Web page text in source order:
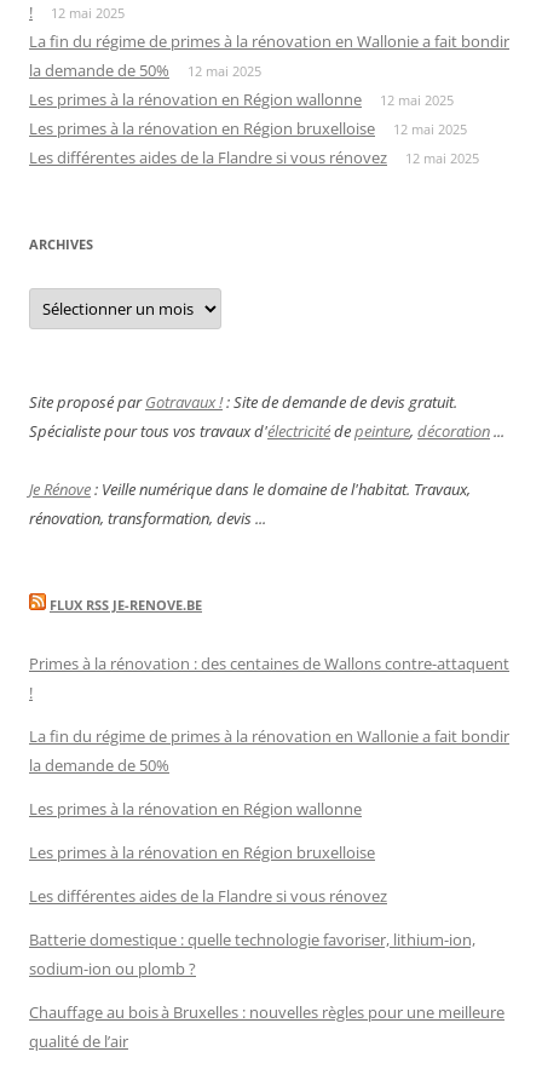
!
12 mai 2025
La fin du régime de primes à la rénovation en Wallonie a fait bondir
la demande de 50%
12 mai 2025
Les primes à la rénovation en Région wallonne 12 mai 2025
Les primes à la rénovation en Région bruxelloise 12 mai 2025
Les différentes aides de la Flandre si vous rénovez 12 mai 2025
ARCHIVES
Archives
Site proposé parGotravaux !: Site de demande de devis gratuit.
Spécialiste pour tous vos travaux d'électricitédepeinture, décoration...
Je Rénove: Veille numérique dans le domaine de l'habitat. Travaux,
rénovation, transformation, devis ...
FLUX RSS JE-RENOVE.BE
Primes à la rénovation : des centaines de Wallons contre-attaquent
!
La fin du régime de primes à la rénovation en Wallonie a fait bondir
la demande de 50%
Les primes à la rénovation en Région wallonne
Les primes à la rénovation en Région bruxelloise
Les différentes aides de la Flandre si vous rénovez
Batterie domestique : quelle technologie favoriser, lithium-ion,
sodium-ion ou plomb ?
Chauffage au bois à Bruxelles : nouvelles règles pour une meilleure
qualité de l’air